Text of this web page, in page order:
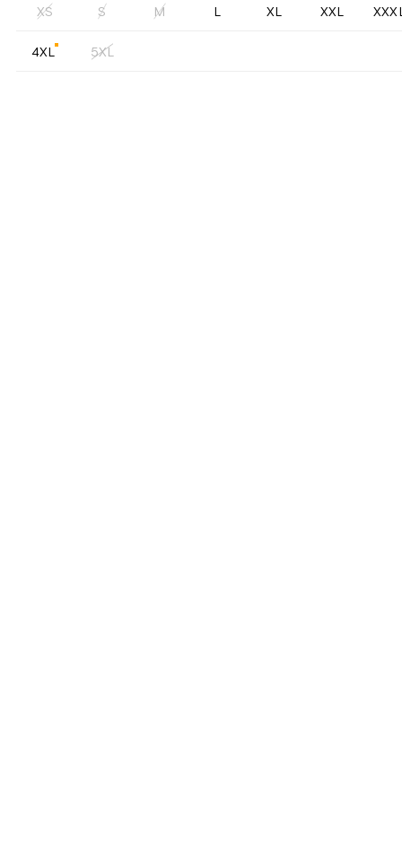
XS S M L XL XXL
4XL 5XL